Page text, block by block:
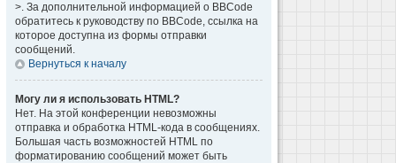
>. За дополнительной информацией о BBCode
обратитесь к руководству по BBCode, ссылка на
которое доступна из формы отправки
сообщений.
Вернуться к началу
Могу ли я использовать HTML?
Нет. На этой конференции невозможны
отправка и обработка HTML-кода в сообщениях.
Большая часть возможностей HTML по
форматированию сообщений может быть